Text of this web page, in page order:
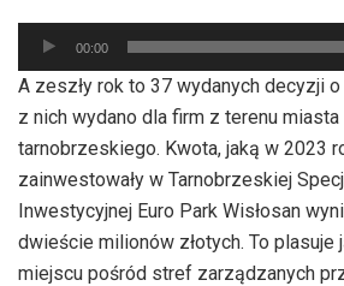
Odtwarzacz
plików
dźwiękowych
00:00
A zeszły rok to 37 wydanych decyzji
z nich wydano dla firm z terenu
tarnobrzeskiego. Kwota, jaką w 2023
zainwestowały w Tarnobrzeskiej
Inwestycyjnej Euro Park Wisłosan
dwieście milionów złotych. To plasuje
miejscu pośród stref zarządzanych